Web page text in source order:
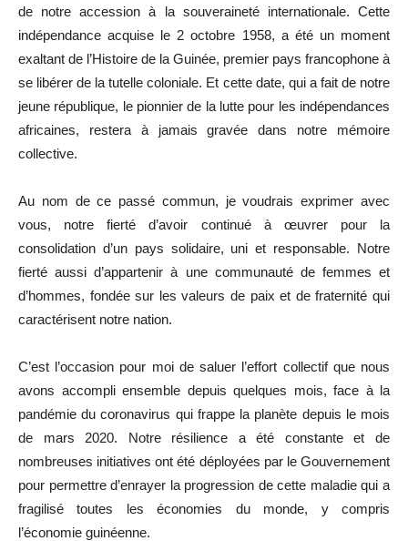
de notre accession à la souveraineté internationale. Cette
indépendance acquise le 2 octobre 1958, a été un moment
exaltant de l’Histoire de la Guinée, premier pays francophone à
se libérer de la tutelle coloniale. Et cette date, qui a fait de notre
jeune république, le pionnier de la lutte pour les indépendances
africaines, restera à jamais gravée dans notre mémoire
collective.
Au nom de ce passé commun, je voudrais exprimer avec
vous, notre fierté d’avoir continué à œuvrer pour la
consolidation d’un pays solidaire, uni et responsable. Notre
fierté aussi d’appartenir à une communauté de femmes et
d’hommes, fondée sur les valeurs de paix et de fraternité qui
caractérisent notre nation.
C’est l’occasion pour moi de saluer l’effort collectif que nous
avons accompli ensemble depuis quelques mois, face à la
pandémie du coronavirus qui frappe la planète depuis le mois
de mars 2020. Notre résilience a été constante et de
nombreuses initiatives ont été déployées par le Gouvernement
pour permettre d’enrayer la progression de cette maladie qui a
fragilisé toutes les économies du monde, y compris
l’économie guinéenne.